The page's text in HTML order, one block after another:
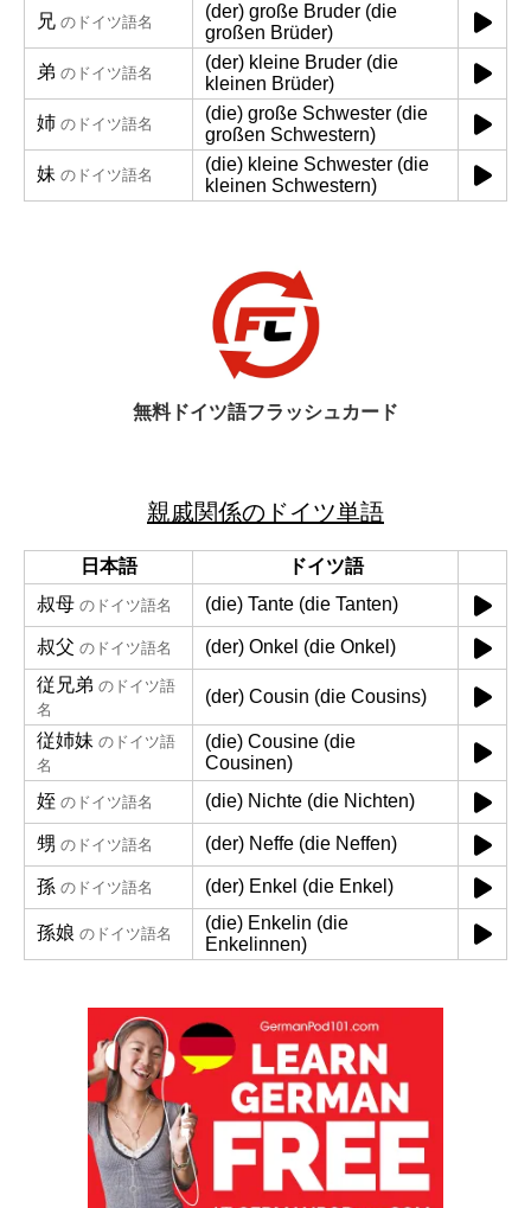
兄 のドイツ語名
(der) große Bruder (die
großen Brüder)
弟 のドイツ語名
(der) kleine Bruder (die
kleinen Brüder)
姉 のドイツ語名
(die) große Schwester (die
großen Schwestern)
妹 のドイツ語名
(die) kleine Schwester (die
kleinen Schwestern)
無料ドイツ語フラッシュカード
親戚関係のドイツ単語
日本語
ドイツ語
叔母 のドイツ語名 (die) Tante (die Tanten)
叔父 のドイツ語名
(der) Onkel (die Onkel)
従兄弟 のドイツ語
名
(der) Cousin (die Cousins)
従姉妹 のドイツ語
名
(die) Cousine (die
Cousinen)
姪 のドイツ語名 (die) Nichte (die Nichten)
甥 のドイツ語名 (der) Neffe (die Neffen)
孫 のドイツ語名 (der) Enkel (die Enkel)
孫娘 のドイツ語名
(die) Enkelin (die
Enkelinnen)